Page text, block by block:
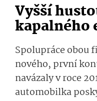
Vyšší
Spolupráce obou
nového, první
navázaly v roce
automobilka